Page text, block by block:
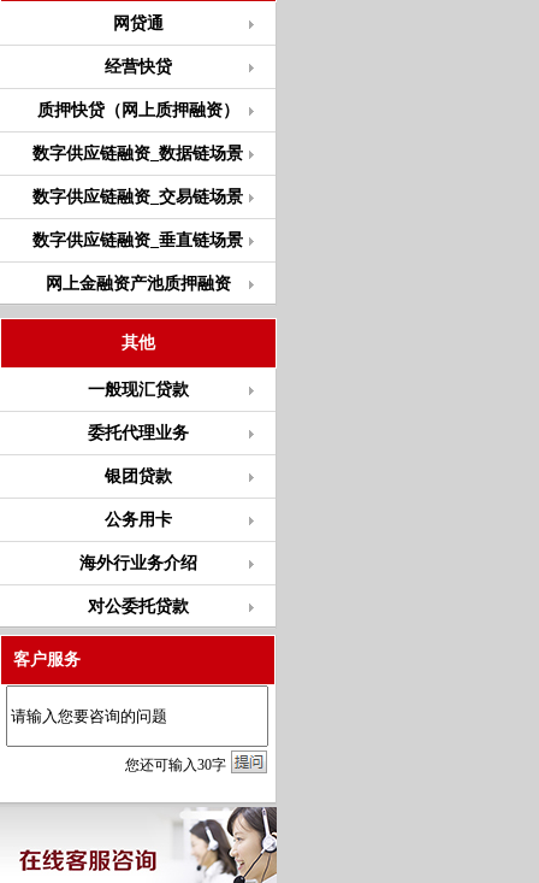
网贷通
经营快贷
质押快贷（网上质押融资）
数字供应链融资_数据链场景
数字供应链融资_交易链场景
数字供应链融资_垂直链场景
网上金融资产池质押融资
其他
一般现汇贷款
委托代理业务
银团贷款
公务用卡
海外行业务介绍
对公委托贷款
客户服务
您还可输入30字